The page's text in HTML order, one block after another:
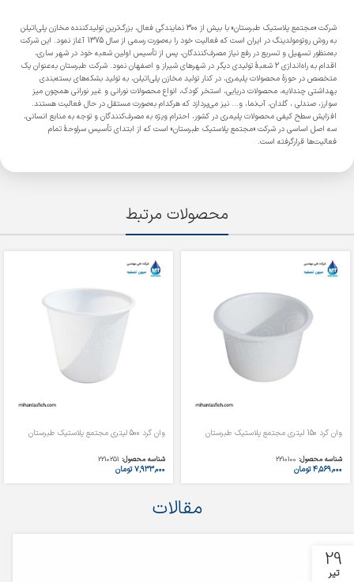
شرکت «مجتمع پلاستیک طبرستان» با بیش از 300 نمایندگی فعال، بزرگ‌ترین تولیدکننده مخازن پلی‌اتیلن
به روش روتومولدینگ در ایران است که فعالیت خود را به‌صورت رسمی از سال 1375 آغاز نمود. این شرکت
به‌منظور تسهیل و تسریع در رفع نیاز مصرف‌کنندگان، پس از تأسیس اولین شعبه خود در شهر ساری،
اقدام به راه‌اندازی 2 شعبۀ تولیدی دیگر در شهرهای شیراز و اصفهان نمود. شرکت طبرستان به‌عنوان یک
متخصص در حوزۀ محصولات پلیمری، در کنار تولید مخازن پلی‌اتیلن، به تولید بشکه‌های بسته‌بندی
بهداشتی چندلایه، محصولات دریایی، استخر کودک، انواع محصولات نورانی و غیر نورانی همچون میز
سوارز، صندلی ، گلدان، آب‌نما، و... نیز می‌پردازد که هرکدام به‌صورت مستقل در حال فعالیت هستند.
افزایش سطح کیفی محصولات پلیمری در کشور، احترام ویژه به مصرف‌کنندگان و توجه به منابع انسانی،
سه اصل اساسی در شرکت «مجتمع پلاستیک طبرستان» است که از ابتدای تأسیس سرلوحۀ تمام
فعالیت‌ها قرارگرفته است.
محصولات مرتبط
وان گرد 150 لیتری مجتمع پلاستیک طبرستان
شناسه محصول: 2210100
۴,۵۶۹,۰۰۰ تومان
وان گرد 500 لیتری مجتمع پلاستیک طبرستان
شناسه محصول: 2210251
۷,۹۳۳,۰۰۰ تومان
مقالات
29
تیر